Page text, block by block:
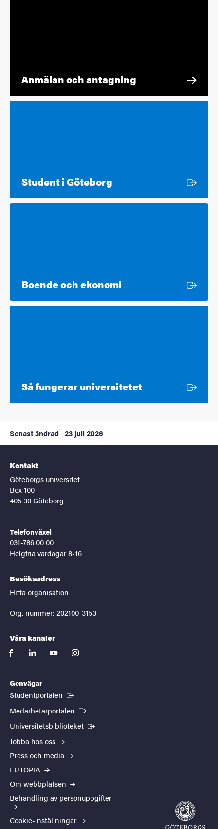
Anmälan och antagning
Student i Göteborg
Boende och ekonomi
Så fungerar universitetetExtern länk
Senast ändrad 23 juli 2026
Kontakt
Göteborgs universitet
Box 100
405 30 Göteborg
Telefonväxel
031-786 00 00
Helgfria vardagar 8-16
Besöksadress
Hitta organisation
Org. nummer: 202100-3153
Våra kanaler
facebooklinkedinyoutubeinstagram
Genvägar
Studentportalen (Extern länk)
Medarbetarportalen (Extern länk)
Universitetsbiblioteket (Extern länk)
Jobba hos oss
Press och media
EUTOPIA
Om webbplatsen
Behandling av personuppgifter
Cookie-inställningar